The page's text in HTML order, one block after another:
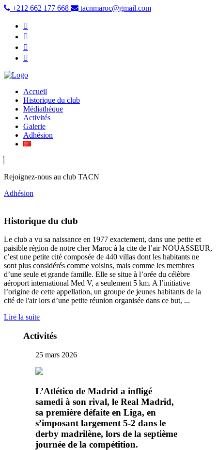
+212 662 177 668 tacnmaroc@gmail.com
Accueil
Historique du club
Médiathèque
Activités
Galerie
Adhésion
Rejoignez-nous au club TACN
Adhésion
Historique du club
Le club a vu sa naissance en 1977 exactement, dans une petite et
paisible région de notre cher Maroc à la cite de l’air NOUASSEUR,
c’est une petite cité composée de 440 villas dont les habitants ne
sont plus considérés comme voisins, mais comme les membres
d’une seule et grande famille. Elle se situe à l’orée du célèbre
aéroport international Med V, a seulement 5 km. A l’initiative
l’origine de cette appellation, un groupe de jeunes habitants de la
cité de l'air lors d’une petite réunion organisée dans ce but, ...
Lire la suite
Activités
25 mars 2026
L’Atlético de Madrid a infligé
samedi à son rival, le Real Madrid,
sa première défaite en Liga, en
s’imposant largement 5-2 dans le
derby madrilène, lors de la septième
journée de la compétition.